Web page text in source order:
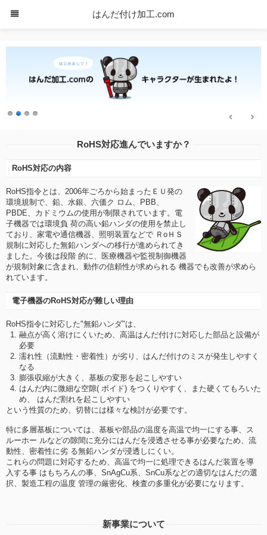
はんだ付け加工.com
RoHS対応進んでいますか？
RoHS対応の内容
RoHS指令とは、2006年ごろから始まったＥＵ発の
環境規制で、鉛、水銀、六価ク ロム、PBB、
PBDE、カドミウムの使用が制限されています。電
子機器では環境負 荷の高い鉛ハンダの使用を禁止し
ており、家電や通信機器、照明装置などで ＲoＨＳ
規制に対応した無鉛ハンダへの移行が進められてき
ました。今後は段階 的に、医療機器や監視制御機器
が規制対象に含まれ、動作の信頼性が求められる 機器でも改善が求めら
れています。
電子機器のRoHS対応が難しい理由
RoHS指令に対応した"無鉛ハンダ"は、
融点が高く溶けにくいため、高温はんだ付けに対応した部品と設備が
必要
濡れ性（流動性・密着性）が劣り、はんだ付けのミスが発生しやすく
なる
膨張収縮が大きく、基板の変形を起こしやすい
はんだ内に微細な空隙( ボイド) をつくりやすく、また硬くてもろいた
め、 はんだ割れを起こしやすい
という性質のため、切替には様々な検討が必要です。
特に多層基板については、基板や部品の温度を高温で均一にする事、ス
ルーホー ルなどの隙間に充分にはんだを浸透させる事が必要なため、流
動性、密着性に劣 る無鉛ハンダが浸透しにくい。
これらの問題に対応するため、高温で均一に処理できるはんだ装置を導
入する事 はもちろんの事、SnAgCu系、SnCu系などの適切なはんだの選
択、製造工程の温度 管理の厳密化、検査の多重化が必要になります。
新事業について